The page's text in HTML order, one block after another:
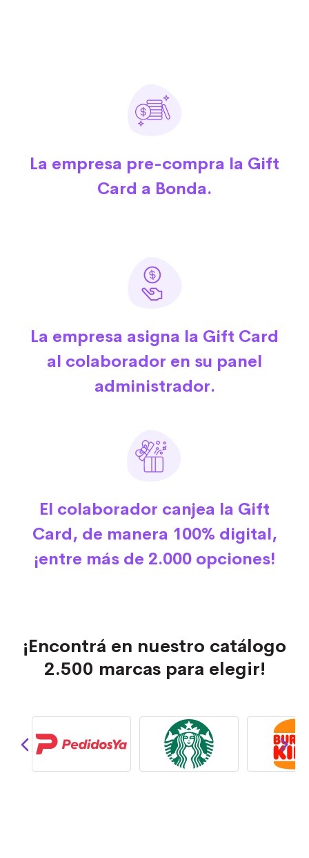
La empresa pre-compra la Gift
Card a Bonda.
La empresa asigna la Gift Card
al colaborador en su panel
administrador.
El colaborador canjea la Gift
Card, de manera 100% digital,
¡entre más de 2.000 opciones!
¡Encontrá en nuestro catálogo
2.500 marcas para elegir!